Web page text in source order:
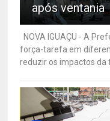
após ventania
NOVA IGUAÇU - A
força-tarefa em
reduzir os impactos da